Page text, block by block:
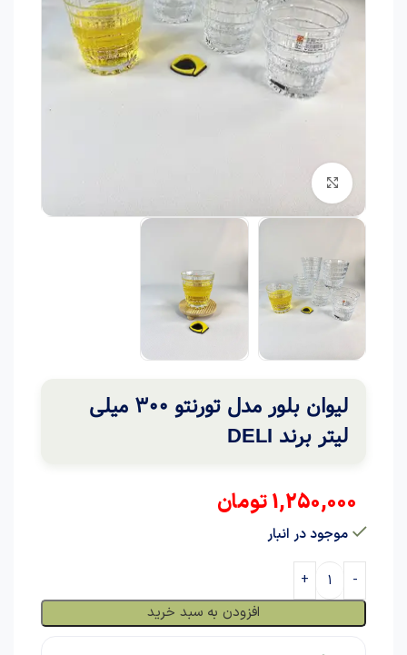
برای بزرگنمایی کلیک کنید
لیوان بلور مدل تورنتو 300 میلی
لیتر برند DELI
1,250,000تومان
موجود در انبار
افزودن به سبد خرید